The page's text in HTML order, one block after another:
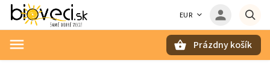
EUR
Prázdny košík